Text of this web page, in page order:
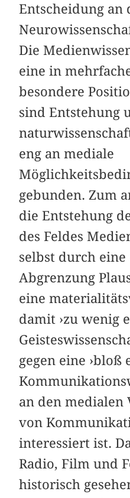
Entscheidung an
Die
eine in
besondere
sind Entstehung
eng an mediale
gebunden. Zum
die Entstehung
des Feldes
selbst durch
Abgrenzung
eine
damit ›zu wenig
gegen eine ›bloß
an den medialen
von
interessiert ist.
Radio, Film und
historisch